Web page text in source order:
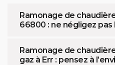
Ramonage de
66800 : ne négligez pas
Ramonage de
gaz à Err : pensez à